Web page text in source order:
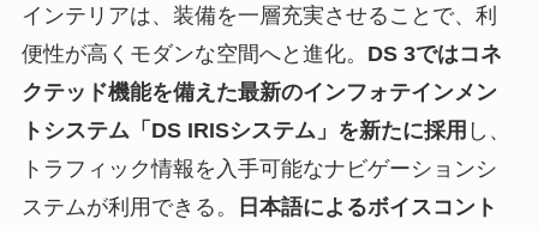
インテリアは、装備を一層充実させることで、利
便性が高くモダンな空間へと進化。 DS 3ではコネ
クテッド機能を備えた最新のインフォテインメン
トシステム「DS IRISシステム」を新たに採用 し、
トラフィック情報を入手可能なナビゲーションシ
ステムが利用できる。
日本語によるボイスコント